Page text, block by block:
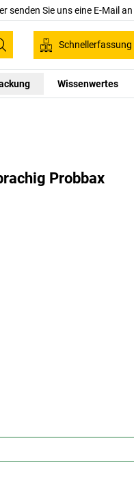
senden Sie uns eine E-Mail an
Schnellerfassung
Wissenwertes
Probbax